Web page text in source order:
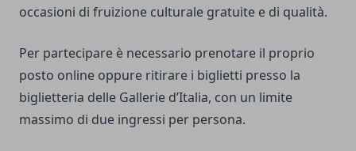
occasioni di fruizione culturale gratuite e di qualità.
Per partecipare è necessario prenotare il proprio
posto online oppure ritirare i biglietti presso la
biglietteria delle Gallerie d’Italia, con un limite
massimo di due ingressi per persona.